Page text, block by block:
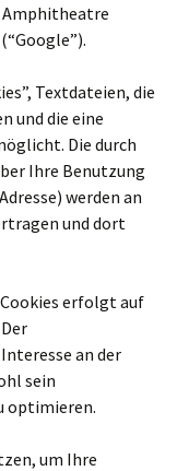
Amphitheatre
Textdateien, die
und die eine
Die durch
Ihre Benutzung
werden an
und dort
erfolgt auf
an der
sein
opti­mie­ren.
um Ihre